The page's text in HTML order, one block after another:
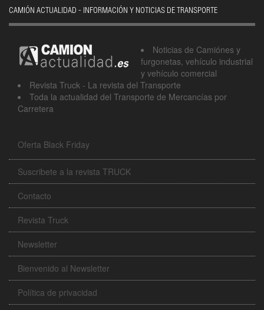
CAMIÓN ACTUALIDAD - INFORMACIÓN Y NOTICIAS DE TRANSPORTE
Noticias de Camiónes y
furgonetas, vehículo industrial
y vehículo comercial
Revista Truck - La revista del Transporte
Toda la actualidad del Transporte de Mercancías por
Carretera
Oferta Black Friday
Suscribete a la revista TRUCK
Contacto
Revista Truck
Newsletter
Bienvenido al Newsletter
Política de privacidad